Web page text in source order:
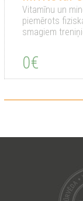
Vitamīnu un
piemērots
smagiem
0€